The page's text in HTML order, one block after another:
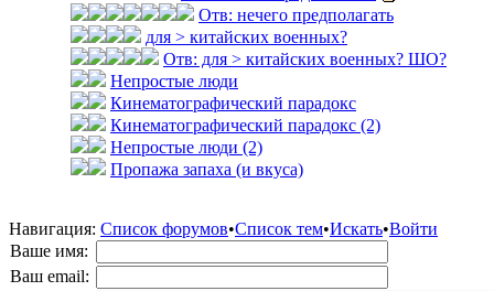
Отв: нечего предполагать
для > китайских военных?
Отв: для > китайских военных? ШО?
Непростые люди
Кинематографический парадокс
Кинематографический парадокс (2)
Непростые люди (2)
Пропажа запаха (и вкуса)
Навигация: Список форумов•Список тем•Искать•Войти
Ваше имя:
Ваш email: